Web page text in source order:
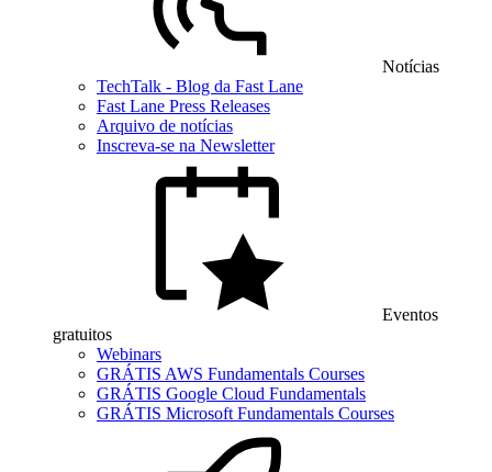
Notícias
TechTalk - Blog da Fast Lane
Fast Lane Press Releases
Arquivo de notícias
Inscreva-se na Newsletter
Eventos
gratuitos
Webinars
GRÁTIS AWS Fundamentals Courses
GRÁTIS Google Cloud Fundamentals
GRÁTIS Microsoft Fundamentals Courses